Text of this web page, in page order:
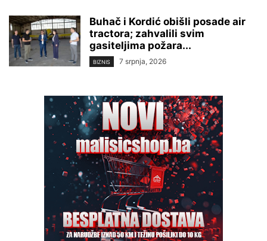
Buhač i Kordić obišli posade air
tractora; zahvalili svim
gasiteljima požara...
BIZNIS 7 srpnja, 2026